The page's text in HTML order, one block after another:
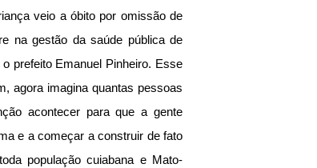
veio a óbito por omissão de
na gestão da saúde pública de
prefeito Emanuel Pinheiro. Esse
agora imagina quantas pessoas
acontecer para que a gente
e a começar a construir de fato
população cuiabana e Mato-